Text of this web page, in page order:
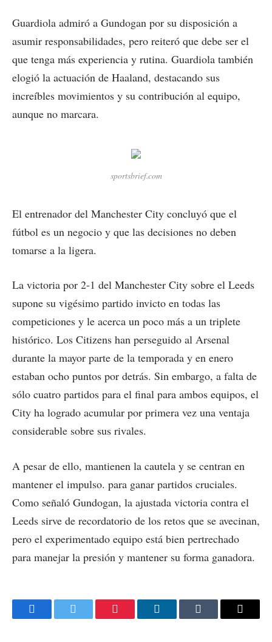
Guardiola admiró a Gundogan por su disposición a
asumir responsabilidades, pero reiteró que debe ser el
que tenga más experiencia y rutina. Guardiola también
elogió la actuación de Haaland, destacando sus
increíbles movimientos y su contribución al equipo,
aunque no marcara.
sportsbrief.com
El entrenador del Manchester City concluyó que el
fútbol es un negocio y que las decisiones no deben
tomarse a la ligera.
La victoria por 2-1 del Manchester City sobre el Leeds
supone su vigésimo partido invicto en todas las
competiciones y le acerca un poco más a un triplete
histórico. Los Citizens han perseguido al Arsenal
durante la mayor parte de la temporada y en enero
estaban ocho puntos por detrás. Sin embargo, a falta de
sólo cuatro partidos para el final para ambos equipos, el
City ha logrado acumular por primera vez una ventaja
considerable sobre sus rivales.
A pesar de ello, mantienen la cautela y se centran en
mantener el impulso. para ganar partidos cruciales.
Como señaló Gundogan, la ajustada victoria contra el
Leeds sirve de recordatorio de los retos que se avecinan,
pero el experimentado equipo está bien pertrechado
para manejar la presión y mantener su forma ganadora.
FacebookTwitter Pinterest LinkedInTumblr Email